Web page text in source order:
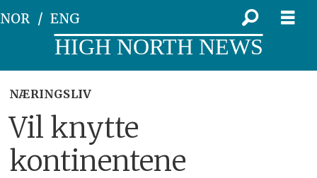
NOR ENG
HIGH NORTH NEWS
NÆRINGSLIV
Vil knytte
kontinentene